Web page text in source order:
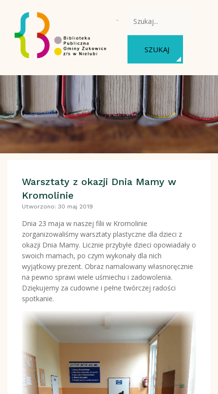
SZUKAJ
Warsztaty z okazji Dnia Mamy w
Kromolinie
Utworzono: 30 maj 2019
Dnia 23 maja w naszej filii w Kromolinie
zorganizowaliśmy warsztaty plastyczne dla dzieci z
okazji Dnia Mamy. Licznie przybyłe dzieci opowiadały o
swoich mamach, po czym wykonały dla nich
wyjątkowy prezent. Obraz namalowany własnoręcznie
na pewno sprawi wiele uśmiechu i zadowolenia.
Dziękujemy za cudowne i pełne twórczej radości
spotkanie.